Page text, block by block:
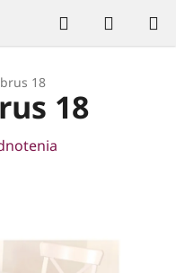
Hľadať
KOŠÍK
18
18